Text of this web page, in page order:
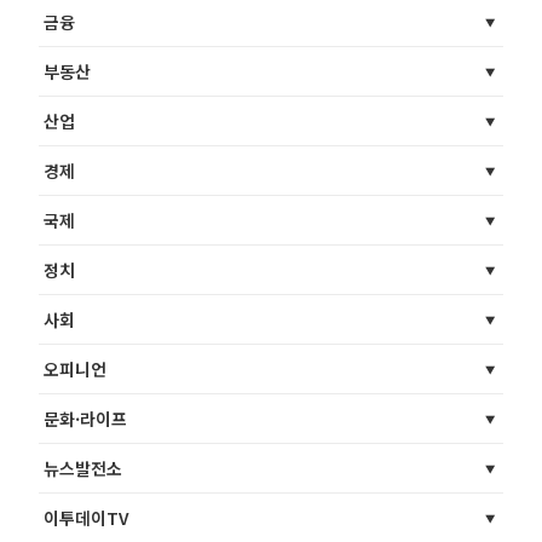
금융
부동산
산업
경제
국제
정치
사회
오피니언
문화·라이프
뉴스발전소
이투데이TV